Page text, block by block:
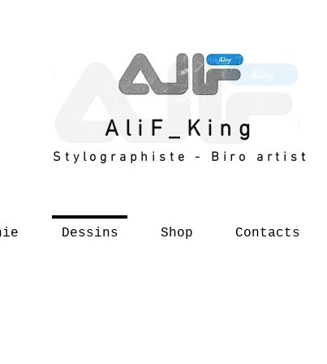
AliF_King
Stylographiste - Biro artist
Dessins Shop Contacts